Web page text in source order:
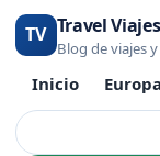
TV Travel
Blog de viajes
Inicio Europa